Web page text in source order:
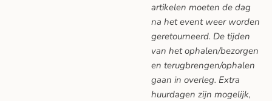
artikelen moeten de dag
na het event weer worden
geretourneerd. De tijden
van het ophalen/bezorgen
en terugbrengen/ophalen
gaan in overleg. Extra
huurdagen zijn mogelijk,